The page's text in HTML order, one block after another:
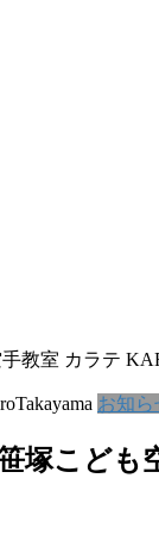
教室 カラテ
お知ら
塚こども